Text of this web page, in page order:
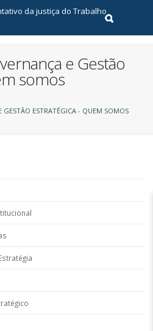
Realizar
e Gestão
somos
GESTÃO ESTRATÉGICA - QUEM SOMOS